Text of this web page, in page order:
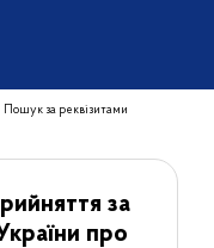
Пошук за реквізитами
за
про